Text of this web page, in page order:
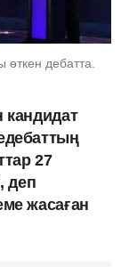
дебатта.
27
деп
жасаған